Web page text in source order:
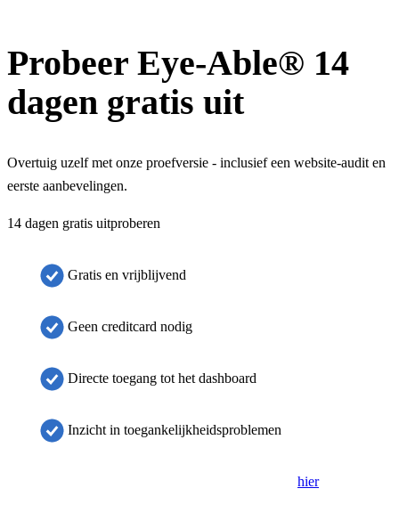
Probeer Eye-Able® 14
dagen gratis uit
Overtuig uzelf met onze proefversie - inclusief een website-audit en
eerste aanbevelingen.
14 dagen gratis uitproberen
Gratis en vrijblijvend
Geen creditcard nodig
Directe toegang tot het dashboard
Inzicht in toegankelijkheidsproblemen
hierom het in